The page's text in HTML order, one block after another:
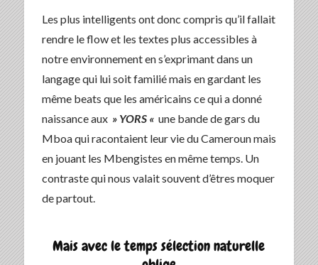
Les plus intelligents ont donc compris qu’il fallait
rendre le flow et les textes plus accessibles à
notre environnement en s’exprimant dans un
langage qui lui soit familié mais en gardant les
même beats que les américains ce qui a donné
naissance aux » YORS « une bande de gars du
Mboa qui racontaient leur vie du Cameroun mais
en jouant les Mbengistes en même temps. Un
contraste qui nous valait souvent d’êtres moquer
de partout.
Mais avec le temps sélection naturelle